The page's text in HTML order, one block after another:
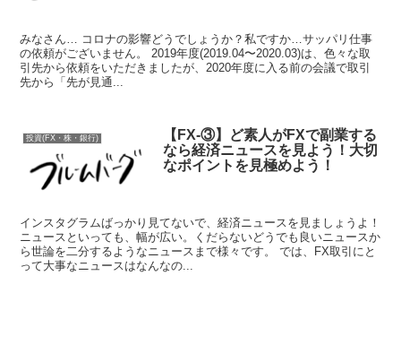
みなさん… コロナの影響どうでしょうか？私ですか…サッパリ仕事
の依頼がございません。 2019年度(2019.04〜2020.03)は、色々な取
引先から依頼をいただきましたが、2020年度に入る前の会議で取引
先から「先が見通...
投資(FX・株・銀行)
【FX-③】ど素人がFXで副業する
なら経済ニュースを見よう！大切
なポイントを見極めよう！
インスタグラムばっかり見てないで、経済ニュースを見ましょうよ！
ニュースといっても、幅が広い。くだらないどうでも良いニュースか
ら世論を二分するようなニュースまで様々です。 では、FX取引にと
って大事なニュースはなんなの...